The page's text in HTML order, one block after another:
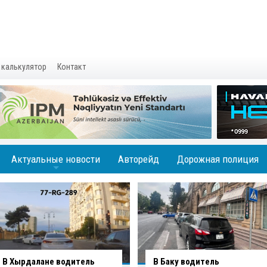
Контакт
Актуальные новости Авторейд Дорожная полиция
В Баку водитель
Вниманию водителей: на